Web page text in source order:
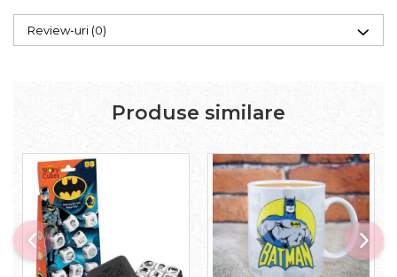
Review-uri (0)
Produse similare